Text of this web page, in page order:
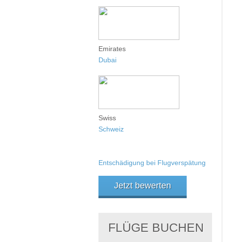
Emirates
Dubai
Swiss
Schweiz
Entschädigung bei Flugverspätung
Jetzt bewerten
FLÜGE BUCHEN